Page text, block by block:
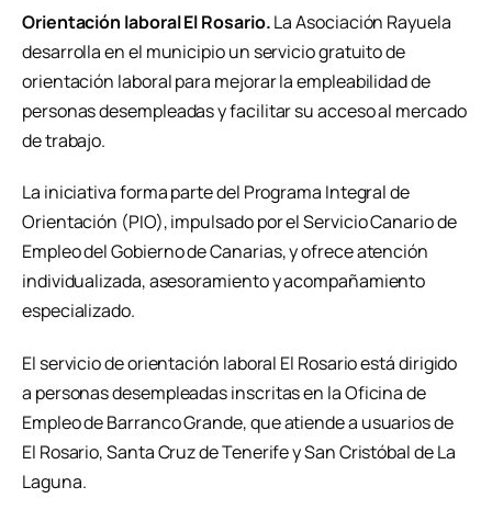
Orientación laboral El Rosario.La Asociación Rayuela
desarrolla en el municipio un servicio gratuito de
orientación laboral para mejorar la empleabilidad de
personas desempleadas y facilitar su acceso al mercado
de trabajo.
La iniciativa forma parte del Programa Integral de
Orientación (PIO), impulsado por el Servicio Canario de
Empleo del Gobierno de Canarias, y ofrece atención
individualizada, asesoramiento y acompañamiento
especializado.
El servicio de orientación laboral El Rosario está dirigido
a personas desempleadas inscritas en la Oficina de
Empleo de Barranco Grande, que atiende a usuarios de
El Rosario, Santa Cruz de Tenerife y San Cristóbal de La
Laguna.